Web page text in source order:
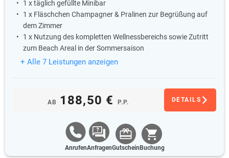
1 x täglich gefüllte Minibar
1 x Fläschchen Champagner & Pralinen zur Begrüßung auf
dem Zimmer
1 x Nutzung des kompletten Wellnessbereichs sowie Zutritt
zum Beach Areal in der Sommersaison
+ Alle 7 Leistungen anzeigen
AB 188,50 € P.P. DETAILS
AnrufenAnfragenGutschein Buchung